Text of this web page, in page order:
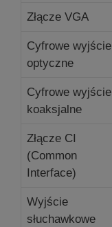
Złącze VGA
Cyfrowe wyjście
optyczne
Cyfrowe wyjście
koaksjalne
Złącze CI
(Common
Interface)
Wyjście
słuchawkowe